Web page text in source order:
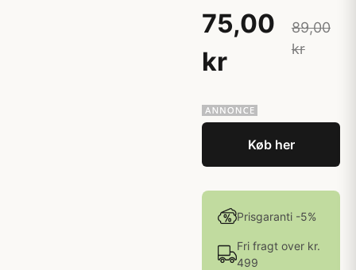
75,00
kr
89,00
kr
Køb her
Prisgaranti -5%
Fri fragt over kr.
499